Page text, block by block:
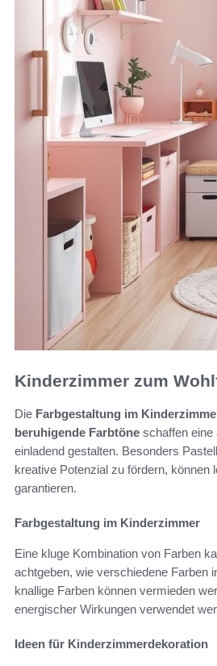
Kinderzimmer zum
Die Farbgestaltung im
beruhigende Farbtöne schaffen eine
einladend gestalten. Besonders
kreative Potenzial zu fördern, können
garantieren.
Farbgestaltung im Kinderzimmer
Eine kluge Kombination von Farben
achtgeben, wie verschiedene Farben
knallige Farben können vermieden
energischer Wirkungen verwendet
Ideen für Kinderzimmerdekoration